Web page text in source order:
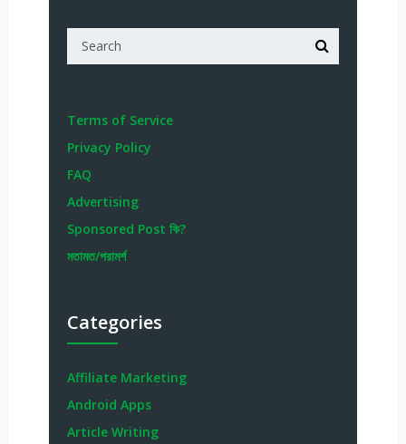
Terms of Service
Privacy Policy
FAQ
Advertising
Sponsored Post কি?
মতামত/পরামর্শ
Categories
Affiliate Marketing
Android Apps
Article Writing